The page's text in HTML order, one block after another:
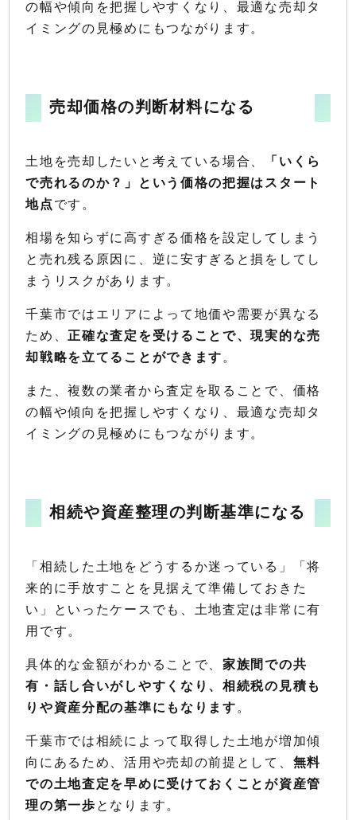
の幅や傾向を把握しやすくなり、最適な売却タ
イミングの見極めにもつながります。
売却価格の判断材料になる
土地を売却したいと考えている場合、
「いくら
で売れるのか？」という価格の把握はスタート
地点です。
相場を知らずに高すぎる価格を設定してしまう
と売れ残る原因に、逆に安すぎると損をしてし
まうリスクがあります。
千葉市ではエリアによって地価や需要が異なる
ため、正確な査定を受けることで、現実的な売
却戦略を立てることができます。
また、複数の業者から査定を取ることで、価格
の幅や傾向を把握しやすくなり、最適な売却タ
イミングの見極めにもつながります。
相続や資産整理の判断基準になる
「相続した土地をどうするか迷っている」「将
来的に手放すことを見据えて準備しておきた
い」といったケースでも、土地査定は非常に有
用です。
具体的な金額がわかることで、家族間での共
有・話し合いがしやすくなり、相続税の見積も
りや資産分配の基準にもなります。
千葉市では相続によって取得した土地が増加傾
向にあるため、活用や売却の前提として、 無料
での土地査定を早めに受けておくことが資産管
理の第一歩となります。